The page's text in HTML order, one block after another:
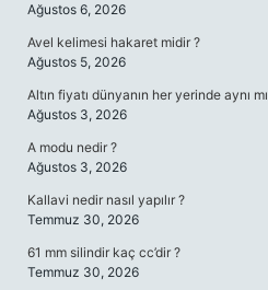
Ağustos 6, 2026
Avel kelimesi hakaret midir ?
Ağustos 5, 2026
Altın fiyatı dünyanın her yerinde aynı
Ağustos 3, 2026
A modu nedir ?
Ağustos 3, 2026
Kallavi nedir nasıl yapılır ?
Temmuz 30, 2026
61 mm silindir kaç cc’dir ?
Temmuz 30, 2026